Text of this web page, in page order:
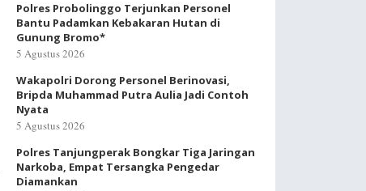
Polres Probolinggo Terjunkan Personel
Bantu Padamkan Kebakaran Hutan di
Gunung Bromo*
5 Agustus 2026
Wakapolri Dorong Personel Berinovasi,
Bripda Muhammad Putra Aulia Jadi Contoh
Nyata
5 Agustus 2026
Polres Tanjungperak Bongkar Tiga Jaringan
Narkoba, Empat Tersangka Pengedar
Diamankan